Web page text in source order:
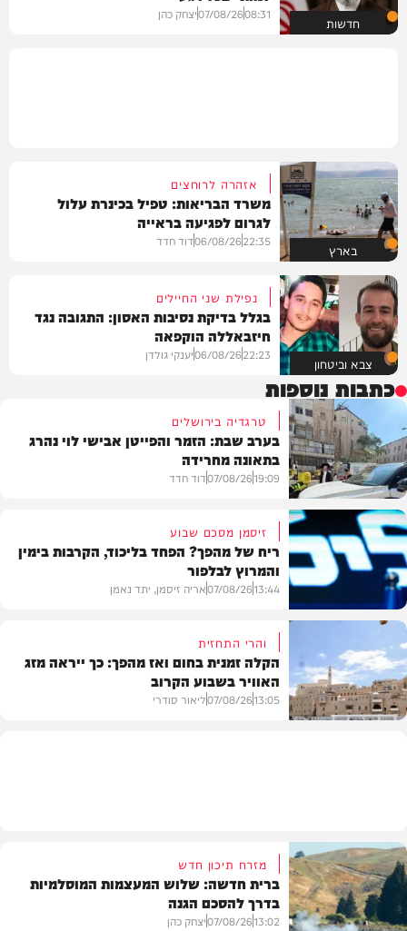
חדשות 08:31
07/08/26יצחק כהן
בארץ
אזהרה לרוחצים
משרד הבריאות: טפיל בכינרת עלול
לגרום לפגיעה בראייה
22:35
06/08/26דוד חדד
צבא וביטחון
נפילת שני החיילים
בגלל בדיקת נסיבות האסון: התגובה נגד
חיזבאללה הוקפאה
22:23
06/08/26יענקי גולדן
כתבות נוספות
בארץ
טרגדיה בירושלים
בערב שבת: הזמר והפייטן אבישי לוי נהרג
בתאונה מחרידה
19:09
07/08/26דוד חדד
פוליטי
זיסמן מסכם שבוע
ריח של מהפך? הפחד בליכוד, הקרבות בימין
והמרוץ לבלפור
13:44
07/08/26אריה זיסמן, יתד נאמן
והרי התחזית
הקלה זמנית בחום ואז מהפך: כך ייראה מזג
האוויר בשבוע הקרוב
13:05
07/08/26ליאור סודרי
מזרח תיכון חדש
ברית חדשה: שלוש המעצמות המוסלמיות
בדרך להסכם הגנה
13:02
07/08/26יצחק כהן